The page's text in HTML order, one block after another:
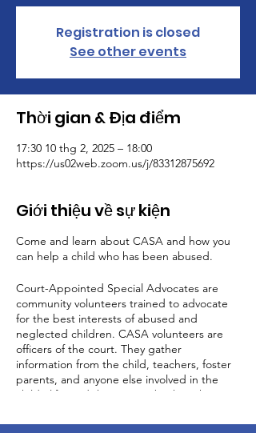
Registration is closed
See other events
Thời gian & Địa điểm
17:30 10 thg 2, 2025 – 18:00
https://us02web.zoom.us/j/83312875692
Giới thiệu về sự kiện
Come and learn about CASA and how you
can help a child who has been abused.
Court-Appointed Special Advocates are
community volunteers trained to advocate
for the best interests of abused and
neglected children. CASA volunteers are
officers of the court. They gather
information from the child, teachers, foster
parents, and anyone else involved in the
child’s life, and then report back to the
well-being of the child.